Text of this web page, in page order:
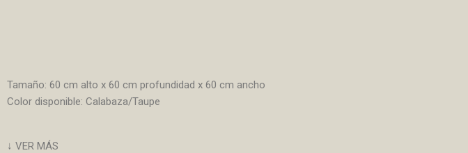
Tamaño: 60 cm alto x 60 cm profundidad x 60 cm ancho
Color disponible: Calabaza/Taupe
↓ VER MÁS